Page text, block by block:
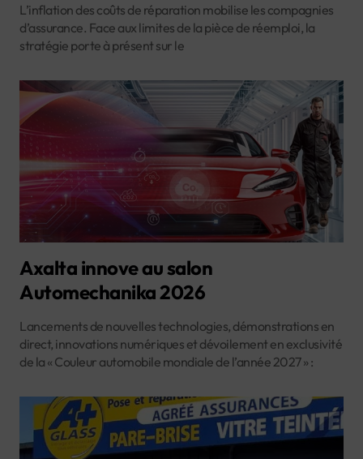
L’inflation des coûts de réparation mobilise les compagnies
d’assurance. Face aux limites de la pièce de réemploi, la
stratégie porte à présent sur le
Axalta innove au salon
Automechanika 2026
Lancements de nouvelles technologies, démonstrations en
direct, innovations numériques et dévoilement en exclusivité
de la « Couleur automobile mondiale de l’année 2027 » :